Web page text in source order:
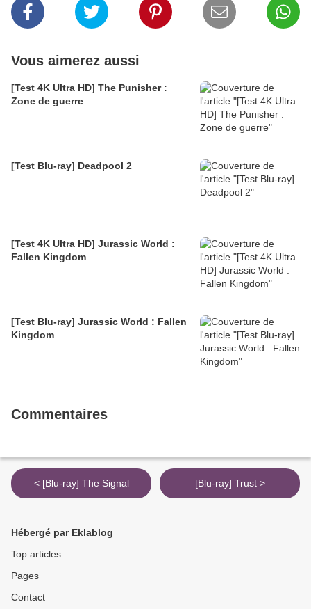
Vous aimerez aussi
[Test 4K Ultra HD] The Punisher :
Zone de guerre
[Test Blu-ray] Deadpool 2
[Test 4K Ultra HD] Jurassic World :
Fallen Kingdom
[Test Blu-ray] Jurassic World : Fallen
Kingdom
Commentaires
< [Blu-ray] The Signal [Blu-ray] Trust >
Hébergé par Eklablog
Top articles
Pages
Contact